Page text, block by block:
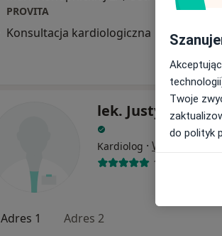
PROVITA
Konsultacja kardiologiczna
lek. Justyna
Kardiolog · Więcej
14 opinii
Adres 1 Adres 2
Twoje
do polityk